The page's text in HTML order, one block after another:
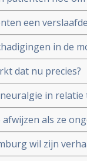
een
in de
dat nu precies?
in
als ze
wil zijn